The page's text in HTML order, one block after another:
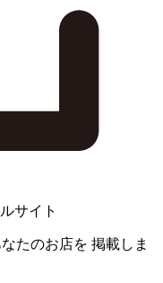
サイト
たのお店を 掲載しま